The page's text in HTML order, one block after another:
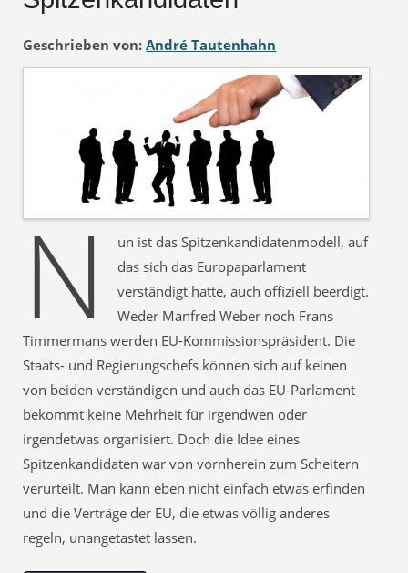
Geschrieben von: André Tautenhahn
N
un ist das Spitzenkandidatenmodell, auf
das sich das Europaparlament
verständigt hatte, auch offiziell beerdigt.
Weder Manfred Weber noch Frans
Timmermans werden EU-Kommissionspräsident. Die
Staats- und Regierungschefs können sich auf keinen
von beiden verständigen und auch das EU-Parlament
bekommt keine Mehrheit für irgendwen oder
irgendetwas organisiert. Doch die Idee eines
Spitzenkandidaten war von vornherein zum Scheitern
verurteilt. Man kann eben nicht einfach etwas erfinden
und die Verträge der EU, die etwas völlig anderes
regeln, unangetastet lassen.